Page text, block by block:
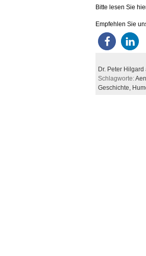
Bitte lesen Sie
Empfehlen Sie
Dr. Peter Hilgard
Schlagworte:
Geschichte,